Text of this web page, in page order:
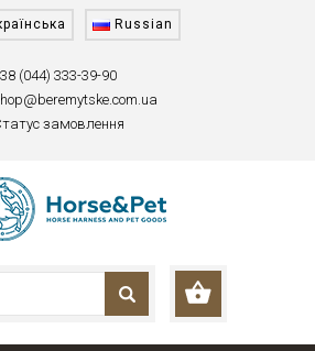
Russian
(044) 333-39-90
замовлення